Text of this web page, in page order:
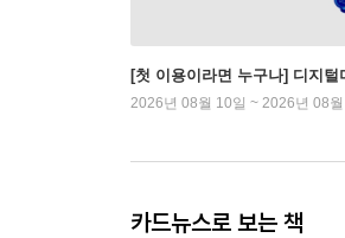
[첫 이용이라면 누구나] 디지털
2026년 08월 10일 ~ 2026년 08월
카드뉴스로 보는 책